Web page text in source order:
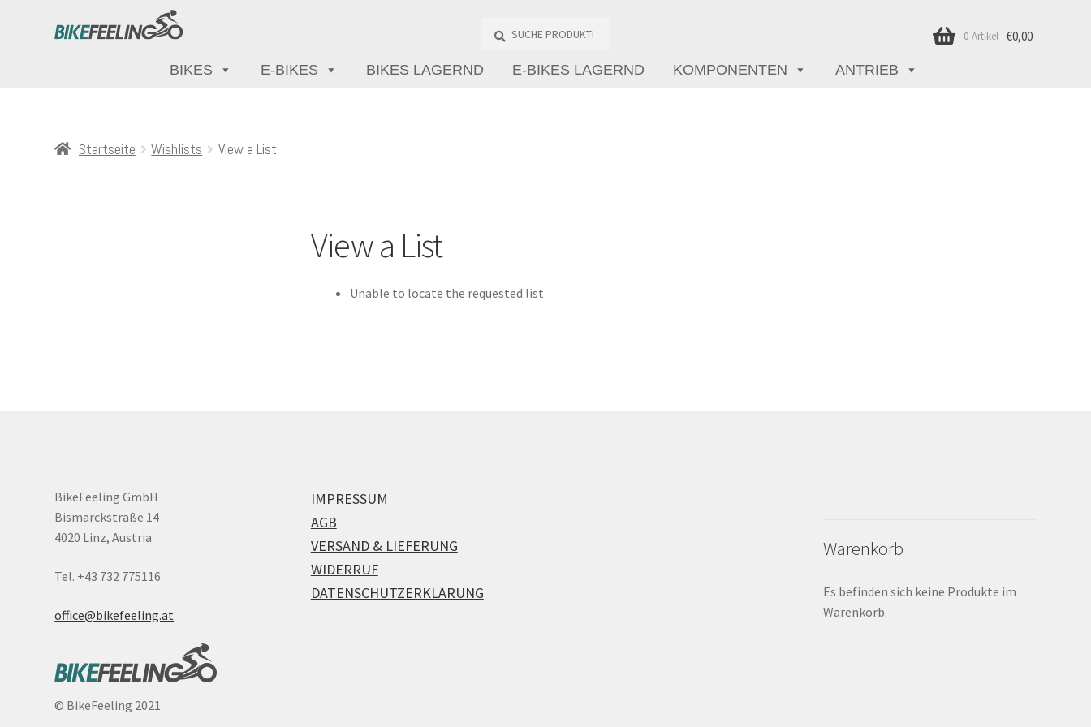
Produkte
€0,00
0 Artikel
BIKES E-BIKES BIKES LAGERND E-BIKES LAGERND KOMPONENTEN ANTRIEB
Startseite Wishlists View a List
View a List
Unable to locate the requested list
BikeFeeling GmbH
Bismarckstraße 14
4020 Linz, Austria
Tel. +43 732 775116
office@bikefeeling.at
© BikeFeeling 2021
IMPRESSUM
AGB
VERSAND & LIEFERUNG
WIDERRUF
DATENSCHUTZERKLÄRUNG
Warenkorb
Es befinden sich keine Produkte im
Warenkorb.